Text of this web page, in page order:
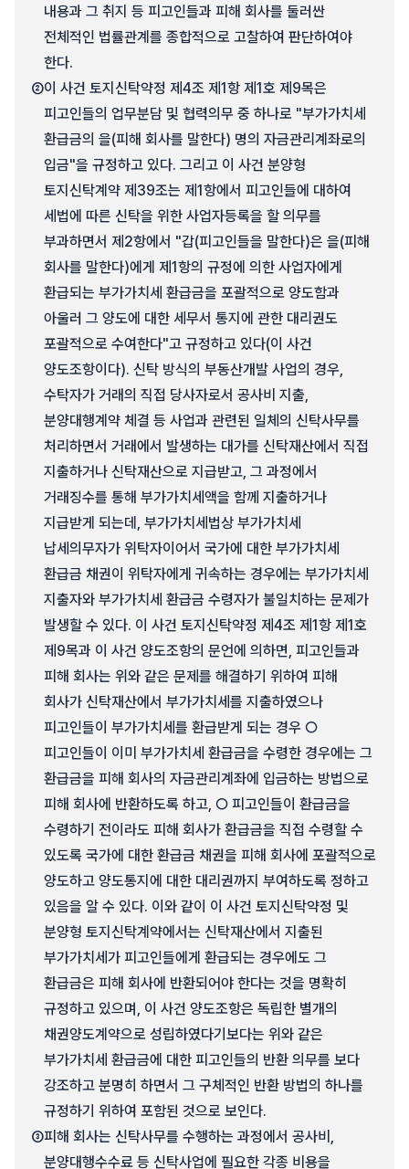
내용과 그 취지 등 피고인들과 피해 회사를 둘러싼
전체적인 법률관계를 종합적으로 고찰하여 판단하여야
한다.
②이 사건 토지신탁약정 제4조 제1항 제1호 제9목은
피고인들의 업무분담 및 협력의무 중 하나로 "부가가치세
환급금의 을(피해 회사를 말한다) 명의 자금관리계좌로의
입금"을 규정하고 있다. 그리고 이 사건 분양형
토지신탁계약 제39조는 제1항에서 피고인들에 대하여
세법에 따른 신탁을 위한 사업자등록을 할 의무를
부과하면서 제2항에서 "갑(피고인들을 말한다)은 을(피해
회사를 말한다)에게 제1항의 규정에 의한 사업자에게
환급되는 부가가치세 환급금을 포괄적으로 양도함과
아울러 그 양도에 대한 세무서 통지에 관한 대리권도
포괄적으로 수여한다"고 규정하고 있다(이 사건
양도조항이다). 신탁 방식의 부동산개발 사업의 경우,
수탁자가 거래의 직접 당사자로서 공사비 지출,
분양대행계약 체결 등 사업과 관련된 일체의 신탁사무를
처리하면서 거래에서 발생하는 대가를 신탁재산에서 직접
지출하거나 신탁재산으로 지급받고, 그 과정에서
거래징수를 통해 부가가치세액을 함께 지출하거나
지급받게 되는데, 부가가치세법상 부가가치세
납세의무자가 위탁자이어서 국가에 대한 부가가치세
환급금 채권이 위탁자에게 귀속하는 경우에는 부가가치세
지출자와 부가가치세 환급금 수령자가 불일치하는 문제가
발생할 수 있다. 이 사건 토지신탁약정 제4조 제1항 제1호
제9목과 이 사건 양도조항의 문언에 의하면, 피고인들과
피해 회사는 위와 같은 문제를 해결하기 위하여 피해
회사가 신탁재산에서 부가가치세를 지출하였으나
피고인들이 부가가치세를 환급받게 되는 경우 ○
피고인들이 이미 부가가치세 환급금을 수령한 경우에는 그
환급금을 피해 회사의 자금관리계좌에 입금하는 방법으로
피해 회사에 반환하도록 하고, ○ 피고인들이 환급금을
수령하기 전이라도 피해 회사가 환급금을 직접 수령할 수
있도록 국가에 대한 환급금 채권을 피해 회사에 포괄적으로
양도하고 양도통지에 대한 대리권까지 부여하도록 정하고
있음을 알 수 있다. 이와 같이 이 사건 토지신탁약정 및
분양형 토지신탁계약에서는 신탁재산에서 지출된
부가가치세가 피고인들에게 환급되는 경우에도 그
환급금은 피해 회사에 반환되어야 한다는 것을 명확히
규정하고 있으며, 이 사건 양도조항은 독립한 별개의
채권양도계약으로 성립하였다기보다는 위와 같은
부가가치세 환급금에 대한 피고인들의 반환 의무를 보다
강조하고 분명히 하면서 그 구체적인 반환 방법의 하나를
규정하기 위하여 포함된 것으로 보인다.
③피해 회사는 신탁사무를 수행하는 과정에서 공사비,
분양대행수수료 등 신탁사업에 필요한 각종 비용을